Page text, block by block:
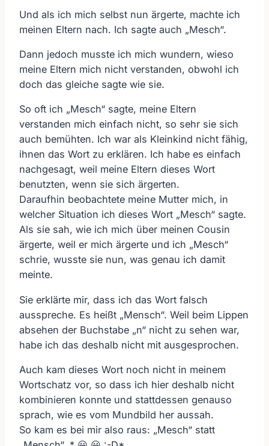
Und als ich mich selbst nun ärgerte, machte ich
meinen Eltern nach. Ich sagte auch „Mesch“.
Dann jedoch musste ich mich wundern, wieso
meine Eltern mich nicht verstanden, obwohl ich
doch das gleiche sagte wie sie.
So oft ich „Mesch“ sagte, meine Eltern
verstanden mich einfach nicht, so sehr sie sich
auch bemühten. Ich war als Kleinkind nicht fähig,
ihnen das Wort zu erklären. Ich habe es einfach
nachgesagt, weil meine Eltern dieses Wort
benutzten, wenn sie sich ärgerten.
Daraufhin beobachtete meine Mutter mich, in
welcher Situation ich dieses Wort „Mesch“ sagte.
Als sie sah, wie ich mich über meinen Cousin
ärgerte, weil er mich ärgerte und ich „Mesch“
schrie, wusste sie nun, was genau ich damit
meinte.
Sie erklärte mir, dass ich das Wort falsch
ausspreche. Es heißt „Mensch“. Weil beim Lippen
absehen der Buchstabe „n“ nicht zu sehen war,
habe ich das deshalb nicht mit ausgesprochen.
Auch kam dieses Wort noch nicht in meinem
Wortschatz vor, so dass ich hier deshalb nicht
kombinieren konnte und stattdessen genauso
sprach, wie es vom Mundbild her aussah.
So kam es bei mir also raus: „Mesch“ statt